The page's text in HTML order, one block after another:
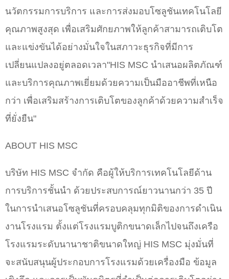
นวัตกรรมการบริการ และการส่งมอบโซลูชันเทคโนโลยี
คุณภาพสูงสุด เพื่อเสริมศักยภาพให้ลูกค้าสามารถเติบโต
และแข่งขันได้อย่างมั่นใจในสภาวะธุรกิจที่มีการ
เปลี่ยนแปลงอยู่ตลอดเวลา"HIS MSC นำเสนอผลิตภัณฑ์
และบริการคุณภาพเยี่ยมด้วยความเป็นมืออาชีพที่เหนือ
กว่า เพื่อเสริมสร้างการเติบโตของลูกค้าด้วยความสำเร็จ
ที่ยั่งยืน"
ABOUT HIS MSC
บริษัท HIS MSC จำกัด คือผู้ให้บริการเทคโนโลยีด้าน
การบริการชั้นนำ ด้วยประสบการณ์ยาวนานกว่า 35 ปี
ในการนำเสนอโซลูชันที่ครอบคลุมทุกมิติของการดำเนิน
งานโรงแรม ตั้งแต่โรงแรมบูติกขนาดเล็กไปจนถึงเครือ
โรงแรมระดับนานาชาติขนาดใหญ่ HIS MSC มุ่งมั่นที่
จะสนับสนุนผู้ประกอบการโรงแรมด้วยเครื่องมือ ข้อมูล